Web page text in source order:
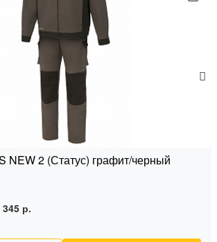
NEW 2 (Статус) графит/черный
345 р.